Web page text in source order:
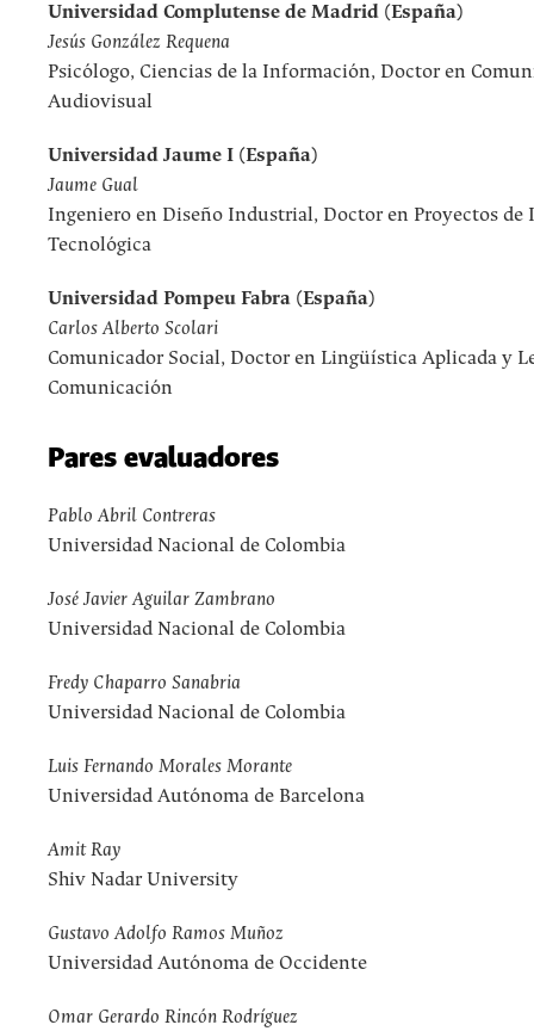
Universidad Complutense de Madrid (España)
Jesús González Requena
Psicólogo, Ciencias de la Información, Doctor en
Audiovisual
Universidad Jaume I (España)
Jaume Gual
Ingeniero en Diseño Industrial, Doctor en Proyectos de
Tecnológica
Universidad Pompeu Fabra (España)
Carlos Alberto Scolari
Comunicador Social, Doctor en Lingüística Aplicada y
Comunicación
Pares evaluadores
Pablo Abril Contreras
Universidad Nacional de Colombia
José Javier Aguilar Zambrano
Universidad Nacional de Colombia
Fredy Chaparro Sanabria
Universidad Nacional de Colombia
Luis Fernando Morales Morante
Universidad Autónoma de Barcelona
Amit Ray
Shiv Nadar University
Gustavo Adolfo Ramos Muñoz
Universidad Autónoma de Occidente
Omar Gerardo Rincón Rodríguez